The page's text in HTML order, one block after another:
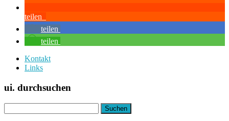
teilen
teilen
teilen
Kontakt
Links
ui. durchsuchen
nach: